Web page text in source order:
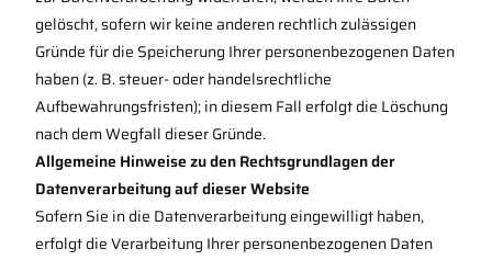
gelöscht, sofern wir keine anderen rechtlich zulässigen
Gründe für die Speicherung Ihrer personenbezogenen Daten
haben (z. B. steuer- oder handelsrechtliche
Aufbewahrungsfristen); in diesem Fall erfolgt die Löschung
nach dem Wegfall dieser Gründe.
Allgemeine Hinweise zu den Rechtsgrundlagen der
Datenverarbeitung auf dieser Website
Sofern Sie in die Datenverarbeitung eingewilligt haben,
erfolgt die Verarbeitung Ihrer personenbezogenen Daten